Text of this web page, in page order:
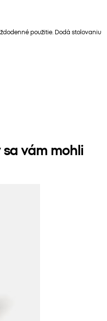
použitie. Dodá stolovaniu
vám mohli